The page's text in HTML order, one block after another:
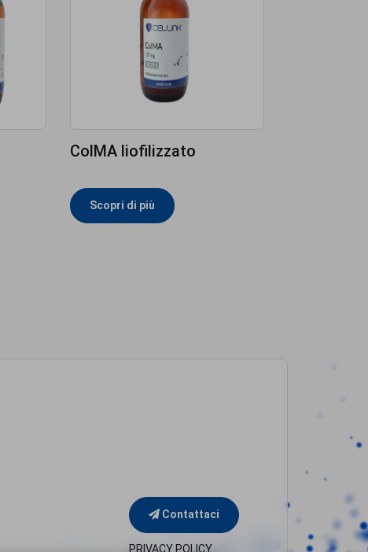
ColMA liofilizzato
Scopri di più
Contattaci
PRIVACY POLICY